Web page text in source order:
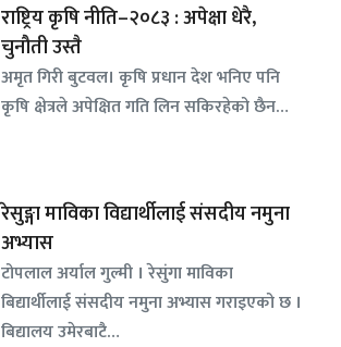
राष्ट्रिय कृषि नीति–२०८३ : अपेक्षा धेरै,
चुनौती उस्तै
अमृत गिरी बुटवल। कृषि प्रधान देश भनिए पनि
कृषि क्षेत्रले अपेक्षित गति लिन सकिरहेको छैन…
रेसुङ्गा माविका विद्यार्थीलाई संसदीय नमुना
अभ्यास
टोपलाल अर्याल गुल्मी । रेसुंगा माविका
बिद्यार्थीलाई संसदीय नमुना अभ्यास गराइएको छ ।
बिद्यालय उमेरबाटै…